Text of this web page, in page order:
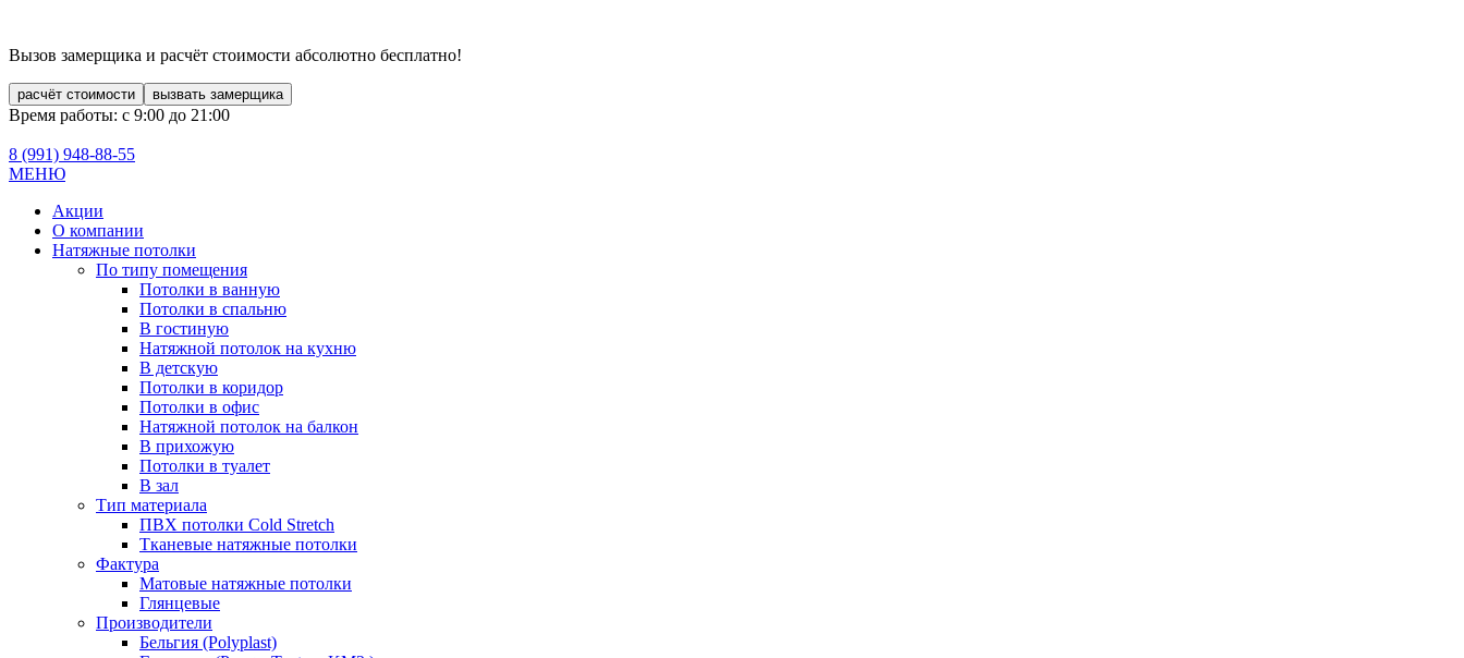
Вызов замерщика и расчёт стоимости абсолютно бесплатно!
расчёт стоимости вызвать замерщика
Время работы: с 9:00 до 21:00
8 (991) 948-88-55
МЕНЮ
Акции
О компании
Натяжные потолки
По типу помещения
Потолки в ванную
Потолки в спальню
В гостиную
Натяжной потолок на кухню
В детскую
Потолки в коридор
Потолки в офис
Натяжной потолок на балкон
В прихожую
Потолки в туалет
В зал
Тип материала
ПВХ потолки Cold Stretch
Тканевые натяжные потолки
Фактура
Матовые натяжные потолки
Глянцевые
Производители
Бельгия (Polyplast)